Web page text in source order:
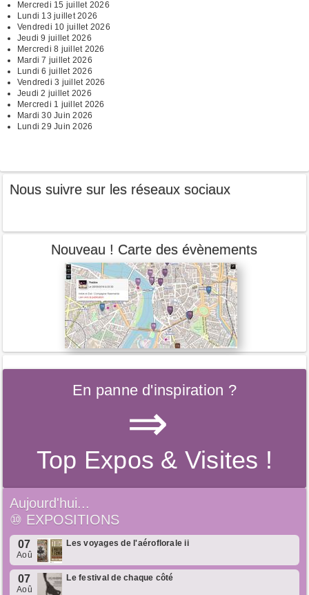
Mercredi 15 juillet 2026
Lundi 13 juillet 2026
Vendredi 10 juillet 2026
Jeudi 9 juillet 2026
Mercredi 8 juillet 2026
Mardi 7 juillet 2026
Lundi 6 juillet 2026
Vendredi 3 juillet 2026
Jeudi 2 juillet 2026
Mercredi 1 juillet 2026
Mardi 30 Juin 2026
Lundi 29 Juin 2026
Nous suivre sur les réseaux sociaux
Nouveau ! Carte des évènements
En panne d'inspiration ?
⇒
Top Expos & Visites !
Aujourd'hui...
⑩ EXPOSITIONS
07
Aoû
Les voyages de l'aéroflorale ii
07
Aoû
Le festival de chaque côté